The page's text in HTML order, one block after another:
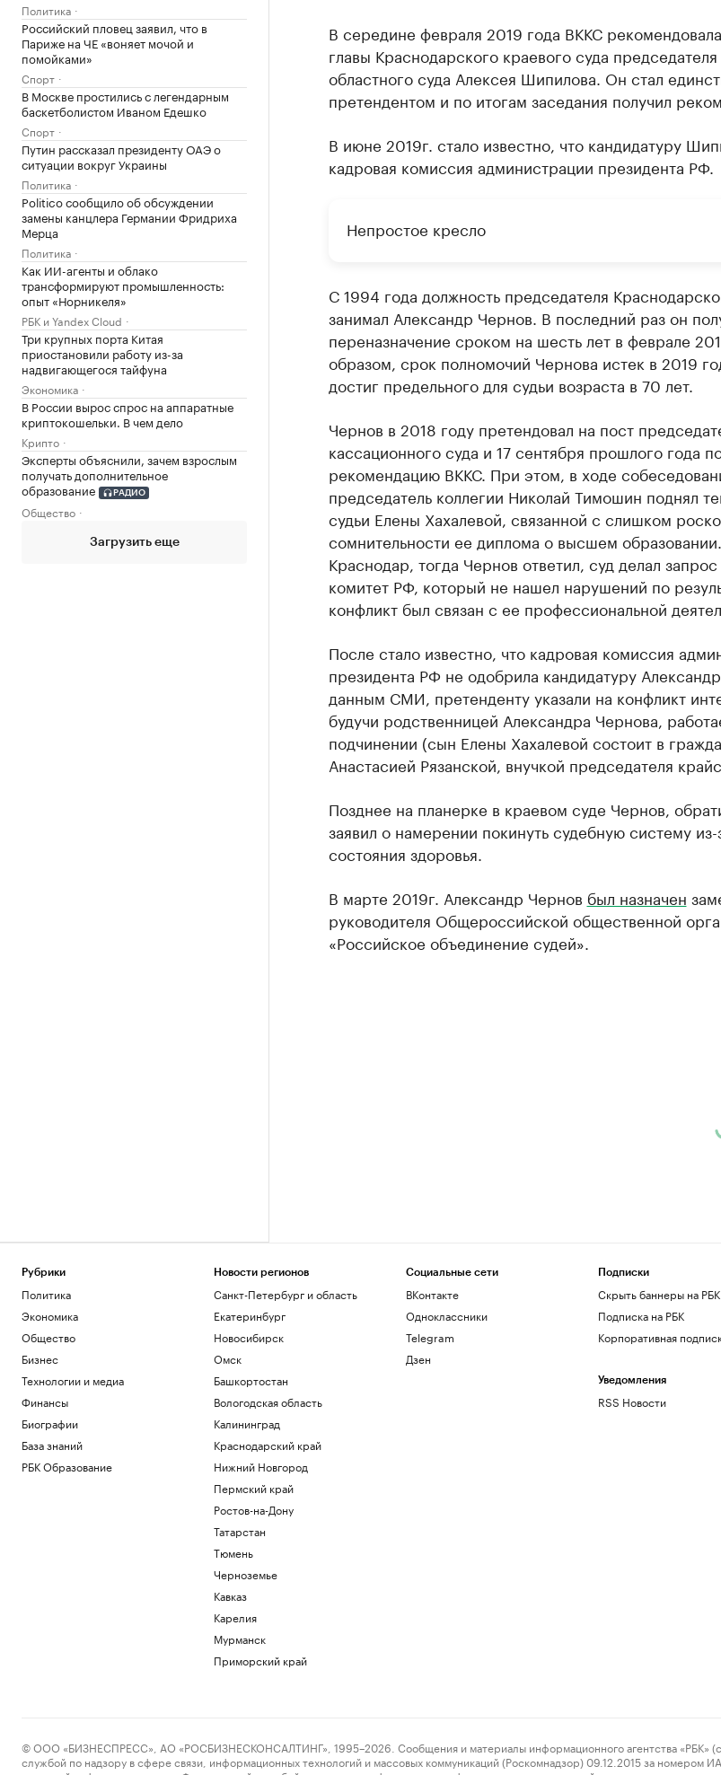
Политика
Российский пловец заявил, что в
Париже на ЧЕ «воняет мочой и
помойками»
Спорт
В Москве простились с легендарным
баскетболистом Иваном Едешко
Спорт
Путин рассказал президенту ОАЭ о
ситуации вокруг Украины
Политика
Politico сообщило об обсуждении
замены канцлера Германии Фридриха
Мерца
Политика
Как ИИ-агенты и облако
трансформируют промышленность:
опыт «Норникеля»
РБК и Yandex Cloud
Три крупных порта Китая
приостановили работу из-за
надвигающегося тайфуна
Экономика
В России вырос спрос на аппаратные
криптокошельки. В чем дело
Крипто
Эксперты объяснили, зачем взрослым
получать дополнительное
образование
РАДИО
Общество
Загрузить еще
В середине февраля 2019 года ВККС
главы Краснодарского краевого суда
областного суда Алексея Шипилова. Он стал
претендентом и по итогам заседания получил
В июне 2019г. стало известно, что кандидатуру
кадровая комиссия администрации президента РФ.
Непростое кресло
С 1994 года должность председателя
занимал Александр Чернов. В последний раз он
переназначение сроком на шесть лет в феврале
образом, срок полномочий Чернова истек в 2019
достиг предельного для судьи возраста в 70 лет.
Чернов в 2018 году претендовал на пост
кассационного суда и 17 сентября прошлого года
рекомендацию ВККС. При этом, в ходе
председатель коллегии Николай Тимошин поднял
судьи Елены Хахалевой, связанной с слишком
сомнительности ее диплома о высшем
Краснодар, тогда Чернов ответил, суд делал
комитет РФ, который не нашел нарушений по
конфликт был связан с ее профессиональной
После стало известно, что кадровая комиссия
президента РФ не одобрила кандидатуру
данным СМИ, претенденту указали на конфликт
будучи родственницей Александра Чернова,
подчинении (сын Елены Хахалевой состоит в
Анастасией Рязанской, внучкой председателя
Позднее на планерке в краевом суде Чернов,
заявил о намерении покинуть судебную систему из-
состояния здоровья.
В марте 2019г. Александр Чернов был назначен
руководителя Общероссийской общественной
«Российское объединение судей».
Рубрики
Политика
Экономика
Общество
Бизнес
Технологии и медиа
Финансы
Биографии
База знаний
РБК Образование
Новости регионов
Санкт-Петербург и область
Екатеринбург
Новосибирск
Омск
Башкортостан
Вологодская область
Калининград
Краснодарский край
Нижний Новгород
Пермский край
Ростов-на-Дону
Татарстан
Тюмень
Черноземье
Кавказ
Карелия
Мурманск
Приморский край
Социальные сети
ВКонтакте
Одноклассники
Telegram
Дзен
Подписки
Скрыть баннеры на РБК
Подписка на РБК
Корпоративная
Уведомления
RSS Новости
© ООО «БИЗНЕСПРЕСС», АО «РОСБИЗНЕСКОНСАЛТИНГ», 1995–2026. Сообщения и материалы информационного агентства «РБК»
службой по надзору в сфере связи, информационных технологий и массовых коммуникаций (Роскомнадзор) 09.12.2015 за номером